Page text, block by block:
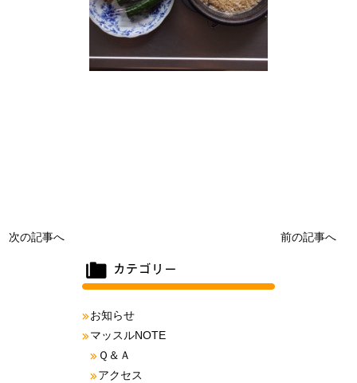
次の記事へ 前の記事へ
お知らせ
マッスルNOTE
Ｑ＆Ａ
アクセス